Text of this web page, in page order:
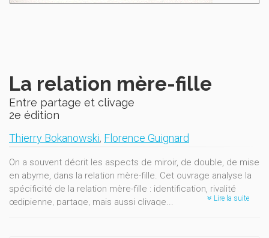
La relation mère-fille
Entre partage et clivage
2e édition
Thierry Bokanowski, Florence Guignard
On a souvent décrit les aspects de miroir, de double, de mise
en abyme, dans la relation mère-fille. Cet ouvrage analyse la
spécificité de la relation mère-fille : identification, rivalité
œdipienne, partage, mais aussi clivage...
Lire la suite